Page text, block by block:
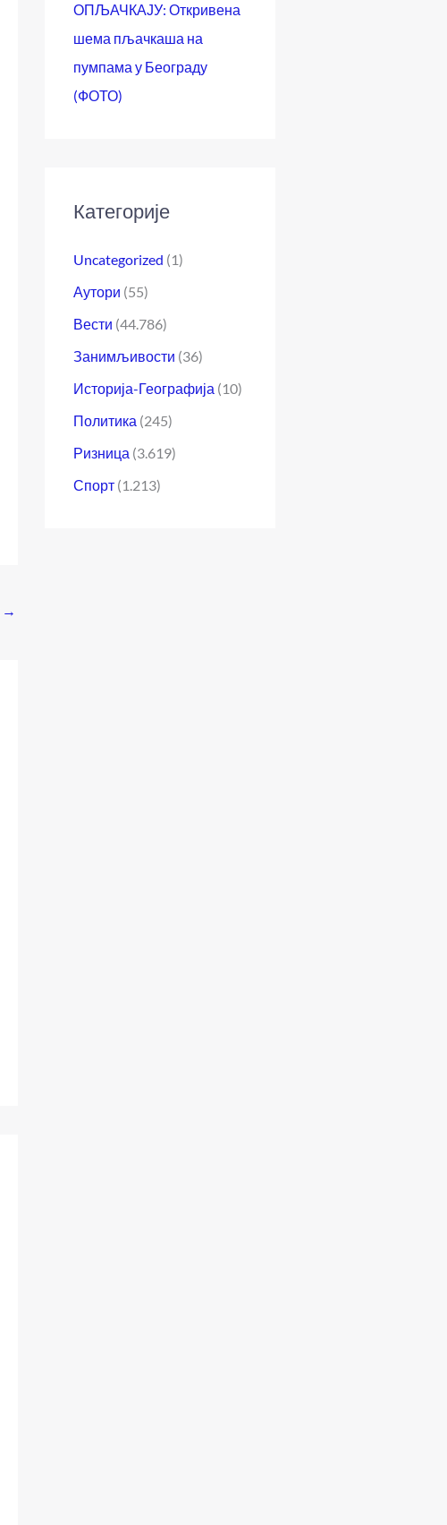
→
ОПЉАЧКАЈУ: Откривена
шема пљачкаша на
пумпама у Београду
(ФОТО)
Категорије
Uncategorized (1)
Аутори (55)
Вести (44.786)
Занимљивости (36)
Историја-Географија (10)
Политика (245)
Ризница (3.619)
Спорт (1.213)